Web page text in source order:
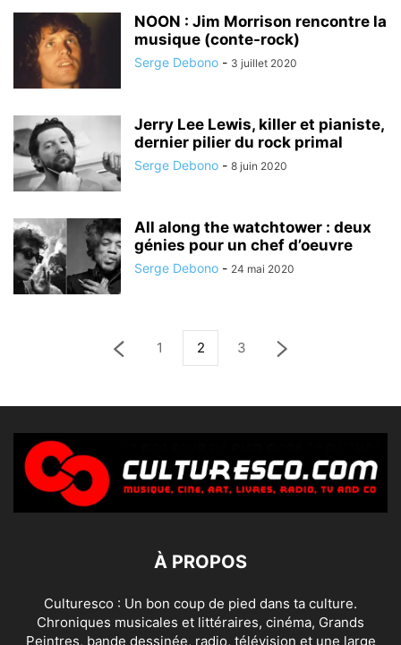
NOON : Jim Morrison rencontre la
musique (conte-rock)
Serge Debono - 3 juillet 2020
Jerry Lee Lewis, killer et pianiste,
dernier pilier du rock primal
Serge Debono - 8 juin 2020
All along the watchtower : deux
génies pour un chef d’oeuvre
Serge Debono - 24 mai 2020
1 2 3
À PROPOS
Culturesco : Un bon coup de pied dans ta culture.
Chroniques musicales et littéraires, cinéma, Grands
Peintres, bande dessinée, radio, télévision et une large